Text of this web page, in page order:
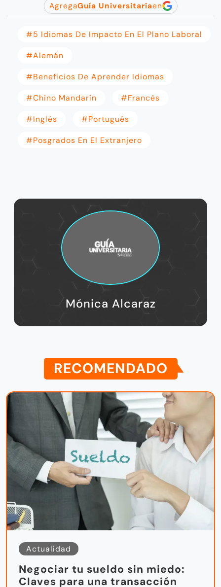
AgregaGuía Universitariaen
#5 Idiomas De Impacto En El Plano Laboral
#Alemán
#Beneficios De Aprender Idiomas
#Chino Mandarín #Francés
#Inglés #Portugués
#Posgrados En El Extranjero
Mónica Alcaraz
RECOMENDADO
Actualidad
Negociar tu sueldo sin miedo:
Claves para una transacción